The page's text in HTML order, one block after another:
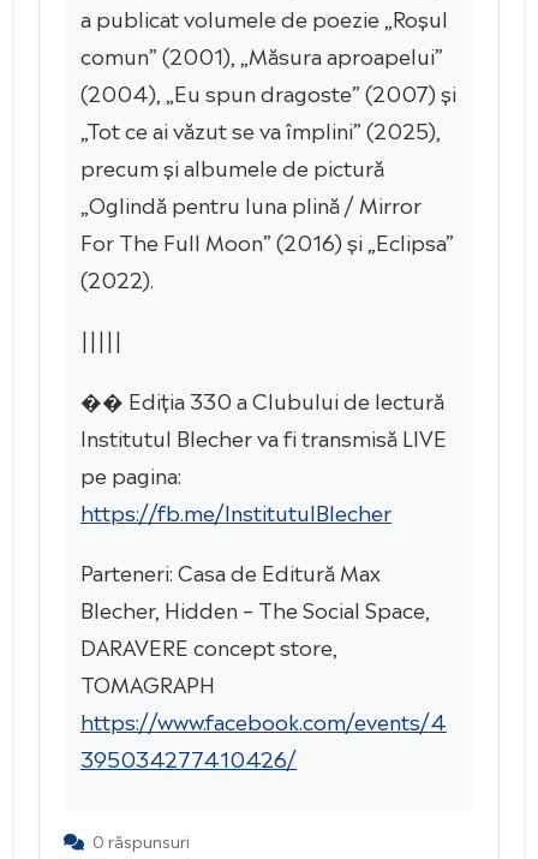
a publicat volumele de poezie „Roșul
comun” (2001), „Măsura aproapelui”
(2004), „Eu spun dragoste” (2007) și
„Tot ce ai văzut se va împlini” (2025),
precum și albumele de pictură
„Oglindă pentru luna plină / Mirror
For The Full Moon” (2016) și „Eclipsa”
(2022).
|||||
�� Ediția 330 a Clubului de lectură
Institutul Blecher va fi transmisă LIVE
pe pagina:
https://fb.me/InstitutulBlecher
Parteneri: Casa de Editură Max
Blecher, Hidden – The Social Space,
DARAVERE concept store,
TOMAGRAPH
https://www.facebook.com/events/4
395034277410426/
0 răspunsuri